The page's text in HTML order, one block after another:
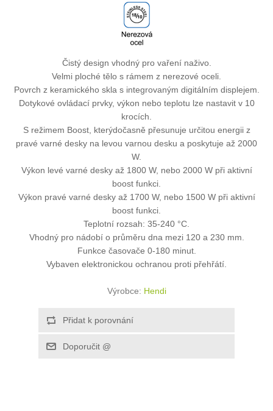
Čistý design vhodný pro vaření naživo.
Velmi ploché tělo s rámem z nerezové oceli.
Povrch z keramického skla s integrovaným digitálním displejem.
Dotykové ovládací prvky, výkon nebo teplotu lze nastavit v 10
krocích.
S režimem Boost, kterýdočasně přesunuje určitou energii z
pravé varné desky na levou varnou desku a poskytuje až 2000
W.
Výkon levé varné desky až 1800 W, nebo 2000 W při aktivní
boost funkci.
Výkon pravé varné desky až 1700 W, nebo 1500 W při aktivní
boost funkci.
Teplotní rozsah: 35-240 °C.
Vhodný pro nádobí o průměru dna mezi 120 a 230 mm.
Funkce časovače 0-180 minut.
Vybaven elektronickou ochranou proti přehřátí.
Výrobce: Hendi